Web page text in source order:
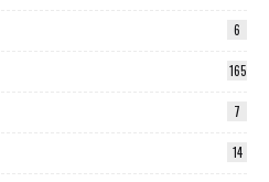
6
165
7
14